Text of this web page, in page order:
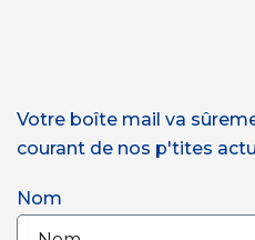
Votre boîte mail va
courant de nos p'tites
Nom